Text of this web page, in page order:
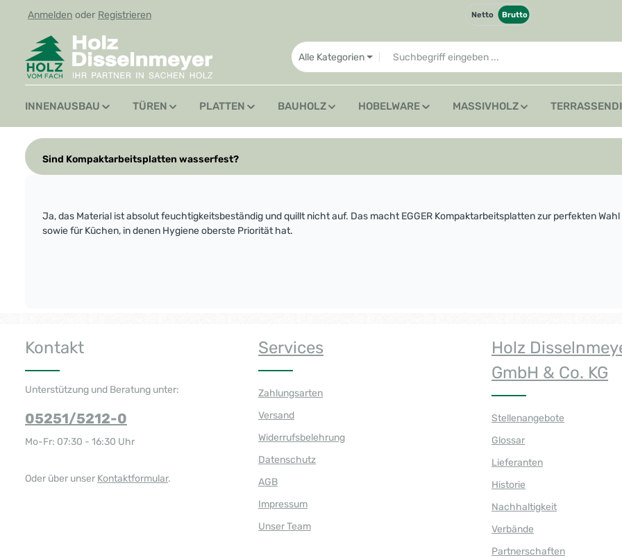
Hauptinhalt springen
Zur Suche springen
Zur Hauptnavigation springen
Anmelden oder Registrieren Netto Brutto
Alle Kategorien
INNENAUSBAU TÜREN PLATTEN BAUHOLZ HOBELWARE MASSIVHOLZ
Sind Kompaktarbeitsplatten wasserfest?
Ja, das Material ist absolut feuchtigkeitsbeständig und quillt nicht auf. Das macht EGGER Kompaktarbeitsplatten zur perfekten
sowie für Küchen, in denen Hygiene oberste Priorität hat.
Kontakt
Unterstützung und Beratung unter:
05251/5212-0
Mo-Fr: 07:30 - 16:30 Uhr
Oder über unser Kontaktformular.
Services
Zahlungsarten
Versand
Widerrufsbelehrung
Datenschutz
AGB
Impressum
Unser Team
Holz
GmbH & Co. KG
Stellenangebote
Glossar
Lieferanten
Historie
Nachhaltigkeit
Verbände
Partnerschaften